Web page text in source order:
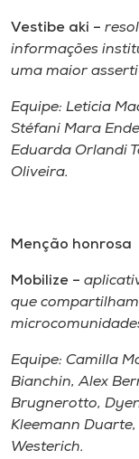
Vestibe aki –
informações
uma maior
Equipe: Leticia
Stéfani Mara
Eduarda Orlandi
Oliveira.
Menção honrosa
Mobilize –
que
Equipe: Camilla
Bianchin, Alex
Brugnerotto,
Kleemann
Westerich.